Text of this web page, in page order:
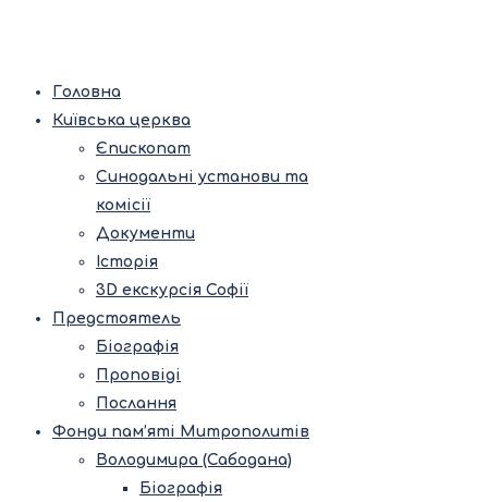
Головна
Київська церква
Єпископат
Синодальні установи та
комісії
Документи
Історія
3D екскурсія Софії
Предстоятель
Біографія
Проповіді
Послання
Фонди пам’яті Митрополитів
Володимира (Сабодана)
Біографія